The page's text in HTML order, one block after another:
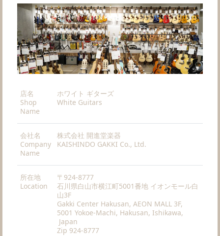
店名
Shop
Name
ホワイト ギターズ
White Guitars
会社名
Company
Name
株式会社 開進堂楽器
KAISHINDO GAKKI Co., Ltd.
所在地
Location
〒924-8777
石川県白山市横江町5001番地 イオンモール白
山3F
Gakki Center Hakusan, AEON MALL 3F,
5001 Yokoe-Machi, Hakusan, Ishikawa,
Japan
Zip 924-8777